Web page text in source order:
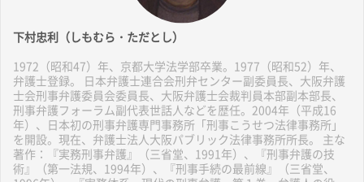
下村忠利（しもむら・ただとし）
1972（昭和47）年、京都大学法学部卒業。1977（昭和52）年、
弁護士登録。 日本弁護士連合会刑弁センター副委員長、大阪弁護
士会刑事弁護委員会委員長、大阪弁護士会裁判員本部副本部長、
刑事弁護フォーラム副代表世話人などを歴任。2004年（平成16
年）、日本初の刑事弁護専門事務所「刑事こうせつ法律事務所」
を開設。現在、弁護士法人大阪パブリック法律事務所所長。 主な
著作：『実務刑事弁護』（三省堂、1991年）、『刑事弁護の技
術』（第一法規、1994年）、『刑事手続の最前線』（三省堂、